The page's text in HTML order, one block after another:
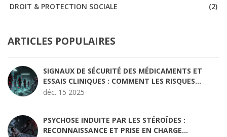
DROIT & PROTECTION SOCIALE
(2)
ARTICLES POPULAIRES
SIGNAUX DE SÉCURITÉ DES MÉDICAMENTS ET
ESSAIS CLINIQUES : COMMENT LES RISQUES
ÉMERGENT
déc. 15 2025
PSYCHOSE INDUITE PAR LES STÉROÏDES :
RECONNAISSANCE ET PRISE EN CHARGE